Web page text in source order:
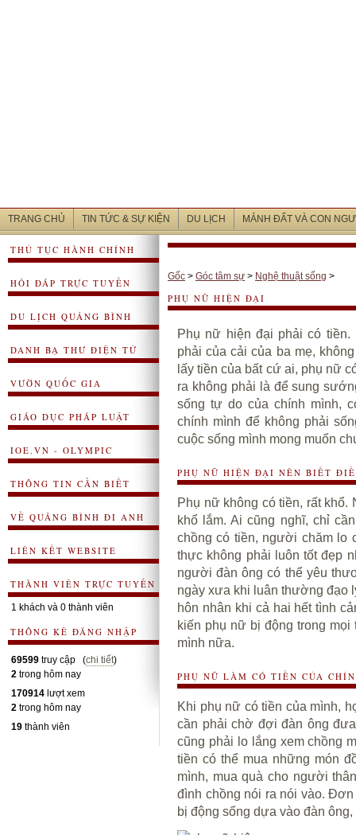
TRANG CHỦ TIN TỨC & SỰ KIỆN DU LỊCH MẢNH ĐẤT VÀ CON
THỦ TỤC HÀNH CHÍNH
HỎI ĐÁP TRỰC TUYẾN
DU LỊCH QUẢNG BÌNH
DANH BẠ THƯ ĐIỆN TỬ
VƯỜN QUỐC GIA
GIÁO DỤC PHÁP LUẬT
IOE.VN - OLYMPIC
THÔNG TIN CẦN BIẾT
VỀ QUẢNG BÌNH ĐI ANH
LIÊN KẾT WEBSITE
THÀNH VIÊN TRỰC TUYẾN
1 khách và 0 thành viên
THÔNG KÊ ĐĂNG NHẬP
69599 truy cập (chi tiết)
2 trong hôm nay
170914 lượt xem
2 trong hôm nay
19 thành viên
Gốc > Góc tâm sự > Nghệ thuật sống >
PHỤ NỮ HIỆN ĐẠI
Phụ nữ hiện đại phải có
phải của cải của ba mẹ,
lấy tiền của bất cứ ai, phụ nữ
ra không phải là để sung
sống tự do của chính mình,
chính mình để không phải
cuộc sống mình mong muốn
PHỤ NỮ HIỆN ĐẠI NÊN BIẾT
Phụ nữ không có tiền, rất
khổ lắm. Ai cũng nghĩ, chỉ
chồng có tiền, người chăm lo
thực không phải luôn tốt đẹp
người đàn ông có thể yêu
ngày xưa khi luân thường đạo
hôn nhân khi cả hai hết tình
kiến phụ nữ bị động trong
mình nữa.
PHỤ NỮ LÀM CÓ TIỀN CỦA
Khi phụ nữ có tiền của mình,
cần phải chờ đợi đàn ông
cũng phải lo lắng xem chồng
tiền có thể mua những món
mình, mua quà cho người
đình chồng nói ra nói vào.
bị động sống dựa vào đàn